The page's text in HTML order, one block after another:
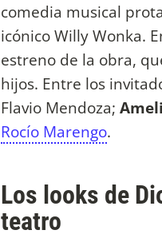
comedia musical
icónico Willy Wonka.
estreno de la obra,
hijos. Entre los
Flavio Mendoza;
Rocío Marengo.
Los looks de
teatro